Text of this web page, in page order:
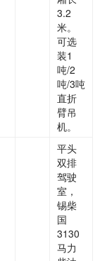
3.2
米。
可选
装1
吨/2
吨/3吨
直折
臂吊
机。
平头
双排
驾驶
室，
锡柴
国
3130
马力